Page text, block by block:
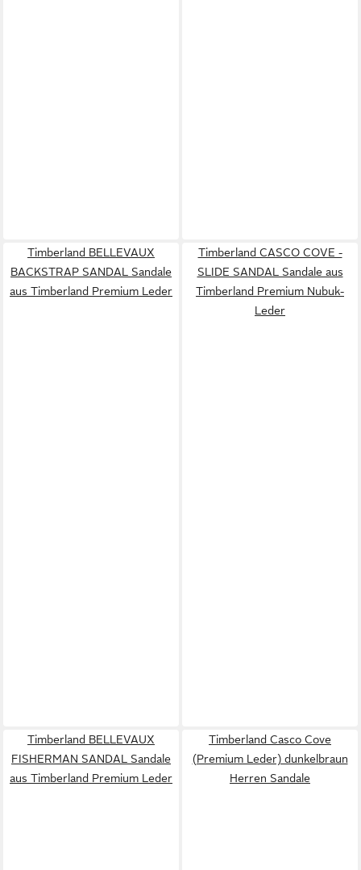
Timberland BELLEVAUX
BACKSTRAP SANDAL Sandale
aus Timberland Premium Leder
Timberland CASCO COVE -
SLIDE SANDAL Sandale aus
Timberland Premium Nubuk-
Leder
Timberland BELLEVAUX
FISHERMAN SANDAL Sandale
aus Timberland Premium Leder
Timberland Casco Cove
(Premium Leder) dunkelbraun
Herren Sandale